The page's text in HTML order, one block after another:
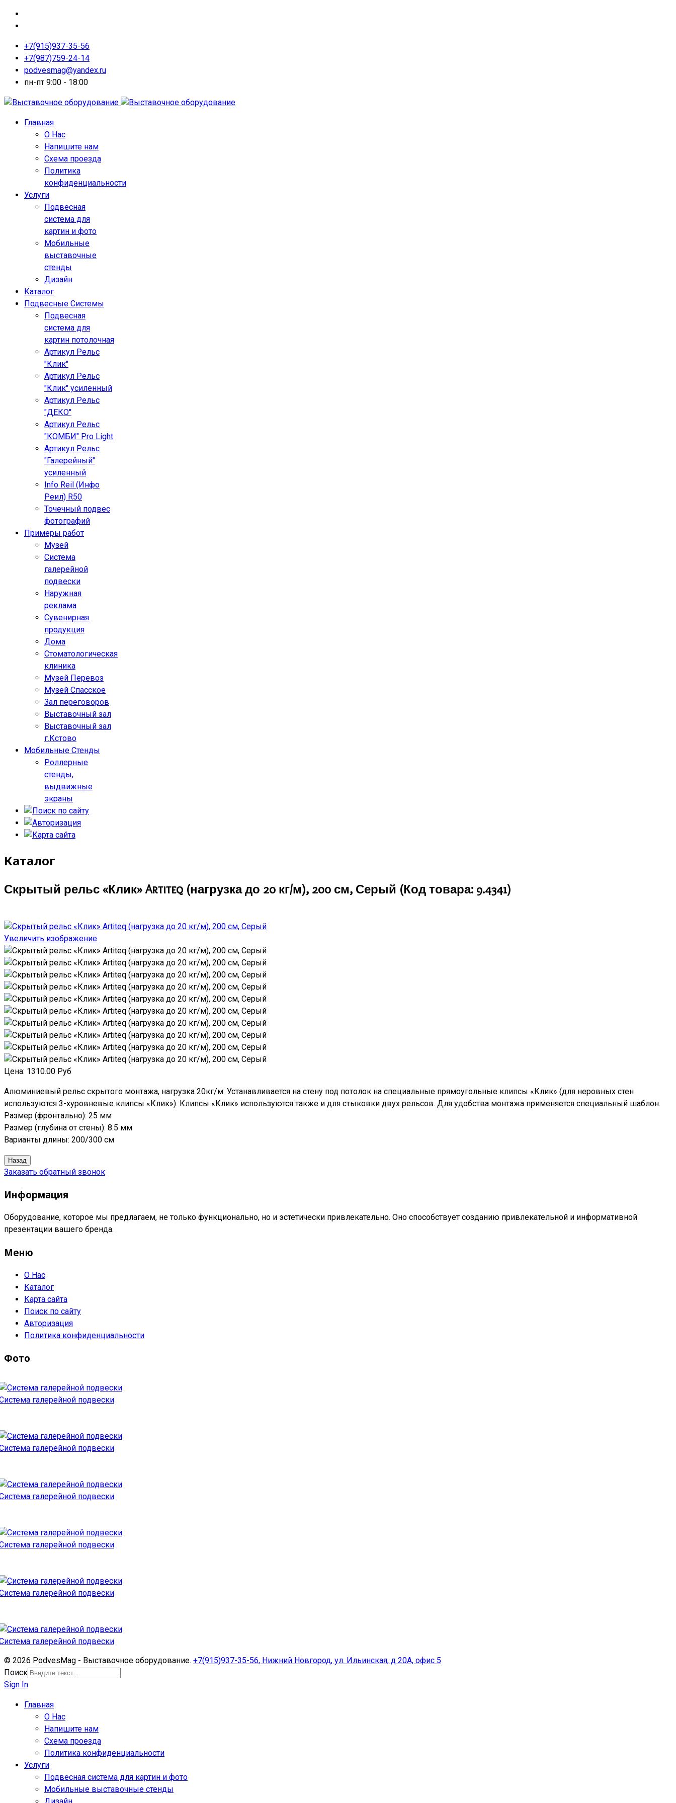
+7(915)937-35-56
+7(987)759-24-14
podvesmag@yandex.ru
пн-пт 9:00 - 18:00
Главная
О Нас
Напишите нам
Схема проезда
Политика
конфиденциальности
Услуги
Подвесная
система для
картин и фото
Мобильные
выставочные
стенды
Дизайн
Каталог
Подвесные Системы
Подвесная
система для
картин потолочная
Артикул Рельс
"Клик"
Артикул Рельс
"Клик" усиленный
Артикул Рельс
"ДЕКО"
Артикул Рельс
"КОМБИ" Pro Light
Артикул Рельс
"Галерейный"
усиленный
Info Reil (Инфо
Реил) R50
Точечный подвес
фотографий
Примеры работ
Музей
Система
галерейной
подвески
Наружная
реклама
Сувенирная
продукция
Дома
Стоматологическая
клиника
Музей Перевоз
Музей Спасское
Зал переговоров
Выставочный зал
Выставочный зал
г.Кстово
Мобильные Стенды
Роллерные
стенды,
выдвижные
экраны
Каталог
Скрытый рельс «Клик» Artiteq (нагрузка до 20 кг/м), 200 см, Серый (Код товара: 9.4341)
Увеличить изображение
Цена: 1310.00 Руб
Алюминиевый рельс скрытого монтажа, нагрузка 20кг/м. Устанавливается на стену под потолок на специальные прямоугольные клипсы «Клик» (для неровных стен
используются 3-хуровневые клипсы «Клик»). Клипсы «Клик» используются также и для стыковки двух рельсов. Для удобства монтажа применяется специальный шаблон.
Размер (фронтально): 25 мм
Размер (глубина от стены): 8.5 мм
Варианты длины: 200/300 см
Заказать обратный звонок
Информация
Оборудование, которое мы предлагаем, не только функционально, но и эстетически привлекательно. Оно способствует созданию привлекательной и информативной
презентации вашего бренда.
Меню
О Нас
Каталог
Карта сайта
Поиск по сайту
Авторизация
Политика конфиденциальности
Фото
галерейной подвески
галерейной подвески
галерейной подвески
галерейной подвески
галерейной подвески
галерейной подвески
© 2026 PodvesMag - Выставочное оборудование. +7(915)937-35-56, Нижний Новгород, ул. Ильинская, д 20А, офис 5
Поиск
Sign In
Главная
О Нас
Напишите нам
Схема проезда
Политика конфиденциальности
Услуги
Подвесная система для картин и фото
Мобильные выставочные стенды